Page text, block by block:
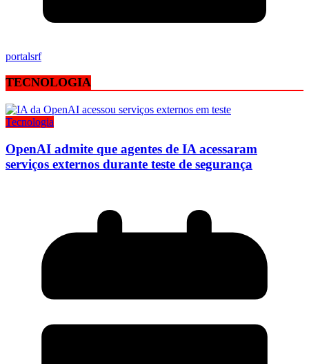
portalsrf
TECNOLOGIA
Tecnologia
OpenAI admite que agentes de IA acessaram
serviços externos durante teste de segurança